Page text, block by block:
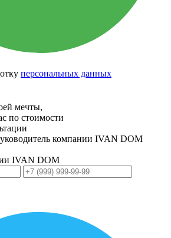
персональных данных
мечты,
по стоимости
IVAN DOM